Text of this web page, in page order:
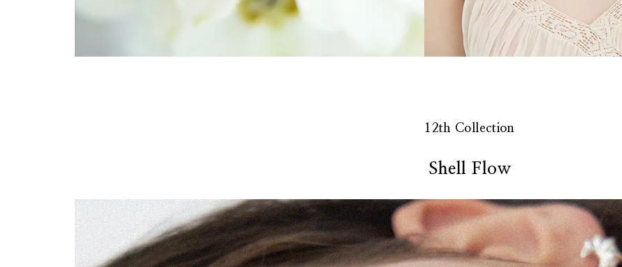
12th Collection
Shell Flow